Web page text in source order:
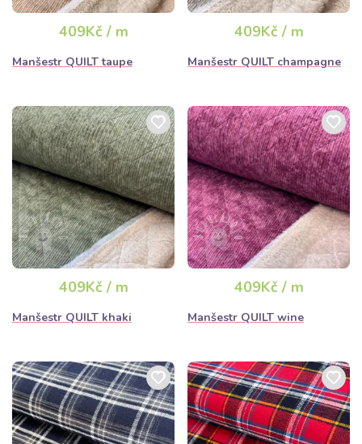
409Kč / m
Manšestr QUILT taupe
409Kč / m
Manšestr QUILT champagne
409Kč / m
Manšestr QUILT khaki
409Kč / m
Manšestr QUILT wine